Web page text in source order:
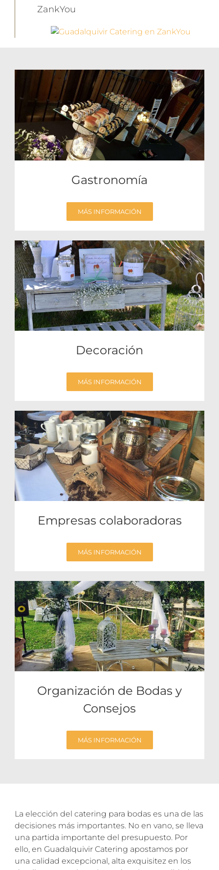
ZankYou
Gastronomía
MÁS INFORMACIÓN
Decoración
MÁS INFORMACIÓN
Empresas colaboradoras
MÁS INFORMACIÓN
Organización de Bodas y
Consejos
MÁS INFORMACIÓN
La elección del catering para bodas es una de las
decisiones más importantes. No en vano, se lleva
una partida importante del presupuesto. Por
ello, en Guadalquivir Catering apostamos por
una calidad excepcional, alta exquisitez en los